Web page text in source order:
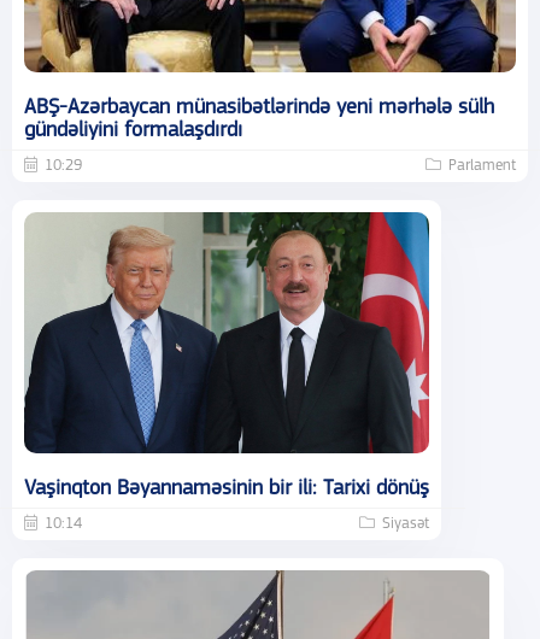
ABŞ-Azərbaycan münasibətlərində yeni mərhələ sülh
gündəliyini formalaşdırdı
10:29 Parlament
Vaşinqton Bəyannaməsinin bir ili: Tarixi dönüş
10:14 Siyasət